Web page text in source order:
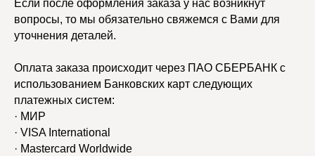
Если после оформления заказа у нас возникнут
вопросы, то мы обязательно свяжемся с Вами для
уточнения деталей.
Оплата заказа происходит через ПАО СБЕРБАНК с
использованием Банковских карт следующих
платежных систем:
· МИР
· VISA International
· Mastercard Worldwide